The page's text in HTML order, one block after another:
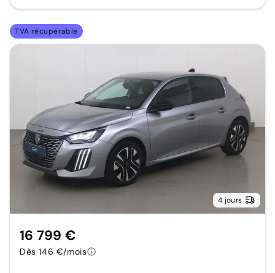
TVA récupérable
4 jours
16 799 €
Dès 146 €/mois